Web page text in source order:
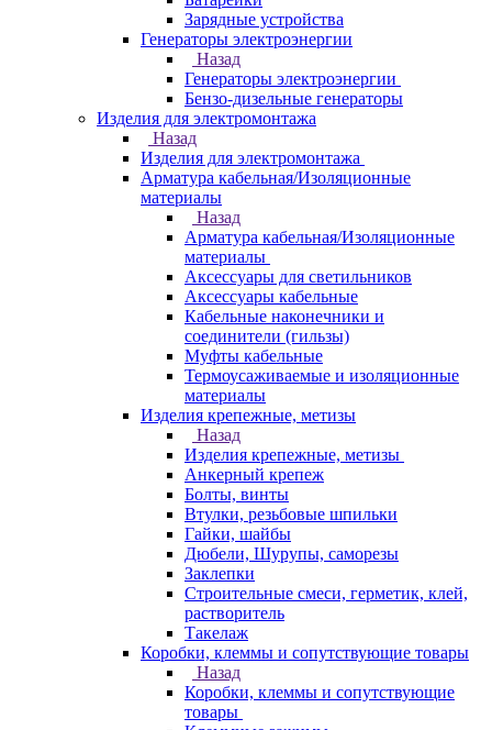
Зарядные устройства
Генераторы электроэнергии
Назад
Генераторы электроэнергии
Бензо-дизельные генераторы
Изделия для электромонтажа
Назад
Изделия для электромонтажа
Арматура кабельная/Изоляционные
материалы
Назад
Арматура кабельная/Изоляционные
материалы
Аксессуары для светильников
Аксессуары кабельные
Кабельные наконечники и
соединители (гильзы)
Муфты кабельные
Термоусаживаемые и изоляционные
материалы
Изделия крепежные, метизы
Назад
Изделия крепежные, метизы
Анкерный крепеж
Болты, винты
Втулки, резьбовые шпильки
Гайки, шайбы
Дюбели, Шурупы, саморезы
Заклепки
Строительные смеси, герметик, клей,
растворитель
Такелаж
Коробки, клеммы и сопутствующие товары
Назад
Коробки, клеммы и сопутствующие
товары